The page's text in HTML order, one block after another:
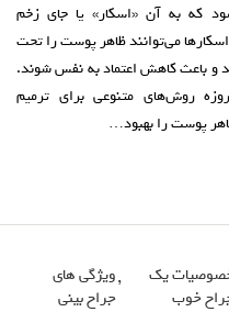
که به آن «اسکار» یا جای زخم
می‌توانند ظاهر پوست را تحت
و باعث کاهش اعتماد به نفس شوند.
روش‌های متنوعی برای ترمیم
پوست را بهبود…
یک
خوب
,ویژگی های
جراح بینی